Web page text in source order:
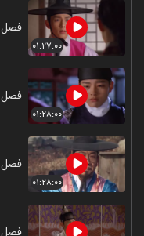
۰۱:۲۷:۰۰
فصل ۱ - قسمت ۳
۰۱:۲۸:۰۰
فصل ۱ - قسمت ۴
۰۱:۲۸:۰۰
فصل ۱ - قسمت ۵
فصل ۱ - قسمت ۶